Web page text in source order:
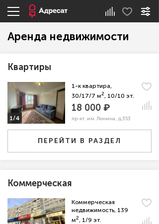
Аренда недвижимости
Квартиры
1/4
1-к квартира,
30/17/7 м2, 10/10 эт.
18 000 ₽
пр-кт. им. Ленина, д.353
ПЕРЕЙТИ В РАЗДЕЛ
Коммерческая
Коммерческая
недвижимость, 139
м2, 1/9 эт.